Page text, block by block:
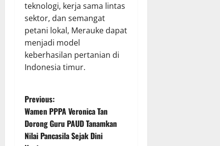
teknologi, kerja sama lintas
sektor, dan semangat
petani lokal, Merauke dapat
menjadi model
keberhasilan pertanian di
Indonesia timur.
P
o
Previous:
Wamen PPPA Veronica Tan
Dorong Guru PAUD Tanamkan
Nilai Pancasila Sejak Dini